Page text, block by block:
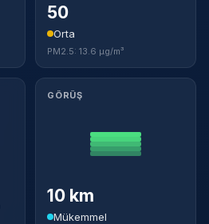
50
Orta
PM2.5: 13.6 µg/m³
GÖRÜŞ
10 km
Mükemmel